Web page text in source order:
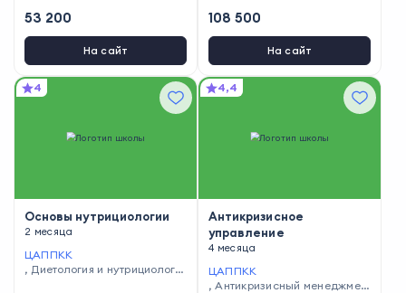
53 200
На сайт
108 500
На сайт
4
Основы нутрициологии
2 месяца
ЦАППКК
, Диетология и нутрициологи
4,4
Антикризисное
управление
4 месяца
ЦАППКК
,Антикризисный менеджмен